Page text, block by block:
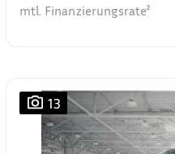
mtl. Finanzierungsrate²
13